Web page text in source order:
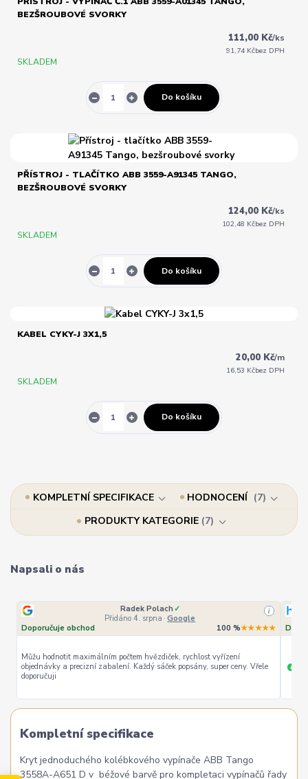
BEZŠROUBOVÉ SVORKY
111,00 Kč/ks
91,74 Kčbez DPH
SKLADEM
Do košíku
PŘÍSTROJ - TLAČÍTKO ABB 3559-A91345 TANGO,
BEZŠROUBOVÉ SVORKY
124,00 Kč/ks
102,48 Kčbez DPH
SKLADEM
Do košíku
KABEL CYKY-J 3X1,5
20,00 Kč/m
16,53 Kčbez DPH
SKLADEM
Do košíku
KOMPLETNÍ SPECIFIKACE HODNOCENÍ
7
PRODUKTY KATEGORIE 7
Napsali o nás
Radek Polach ✓
Přidáno 4. srpna · Google
i
Doporučuje obchod 100 %★★★★★
Můžu hodnotit maximálním počtem hvězdiček, rychlost vyřízení
objednávky a precizní zabalení. Každý sáček popsány, super ceny. Vřele
doporučuji
+
Kompletní specifikace
Kryt jednoduchého kolébkového vypínače ABB Tango
3558A-A651 D v béžové barvě pro kompletaci vypínačů řady